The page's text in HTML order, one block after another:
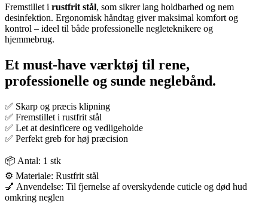
Fremstillet i rustfrit stål, som sikrer lang holdbarhed og nem
desinfektion. Ergonomisk håndtag giver maksimal komfort og
kontrol – ideel til både professionelle negleteknikere og
hjemmebrug.
Et must-have værktøj til rene,
professionelle og sunde neglebånd.
✅ Skarp og præcis klipning
✅ Fremstillet i rustfrit stål
✅ Let at desinficere og vedligeholde
✅ Perfekt greb for høj præcision
📦 Antal: 1 stk
⚙️ Materiale: Rustfrit stål
💅 Anvendelse: Til fjernelse af overskydende cuticle og død hud
omkring neglen